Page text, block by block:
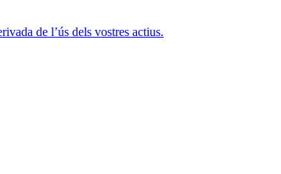
de l’ús dels vostres actius.